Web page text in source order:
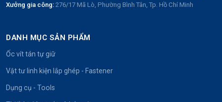
Xưởng gia công: 276/17 Mã Lò, Phường Bình Tân, Tp. Hồ Chí Minh
DANH MỤC SẢN PHẨM
Ốc vít tán tự giữ
Vật tư linh kiện lắp ghép - Fastener
Dụng cụ - Tools